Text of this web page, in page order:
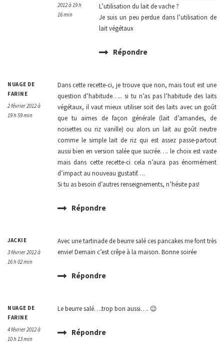
2012 à 19 h
16 min
L’utilisation du lait de vache ?
Je suis un peu perdue dans l’utilisation de
lait végétaux
Répondre
NUAGE DE
FARINE
2 février 2012 à
19 h 59 min
Dans cette recette-ci, je trouve que non, mais tout est une
question d’habitude….. si tu n’as pas l’habitude des laits
végétaux, il vaut mieux utiliser soit des laits avec un goût
que tu aimes de façon générale (lait d’amandes, de
noisettes ou riz vanille) ou alors un lait au goût neutre
comme le simple lait de riz qui est assez passe-partout
aussi bien en version salée que sucrée…. le choix est vaste
mais dans cette recette-ci cela n’aura pas énormément
d’impact au nouveau gustatif….
Si tu as besoin d’autres renseignements, n’hésite pas!
Répondre
JACKIE
3 février 2012 à
16 h 02 min
Avec une tartinade de beurre salé ces pancakes me font très
envie! Demain c’est crêpe à la maison. Bonne soirée
Répondre
NUAGE DE
FARINE
4 février 2012 à
10 h 13 min
Le beurre salé….trop bon aussi…. 😉
Répondre